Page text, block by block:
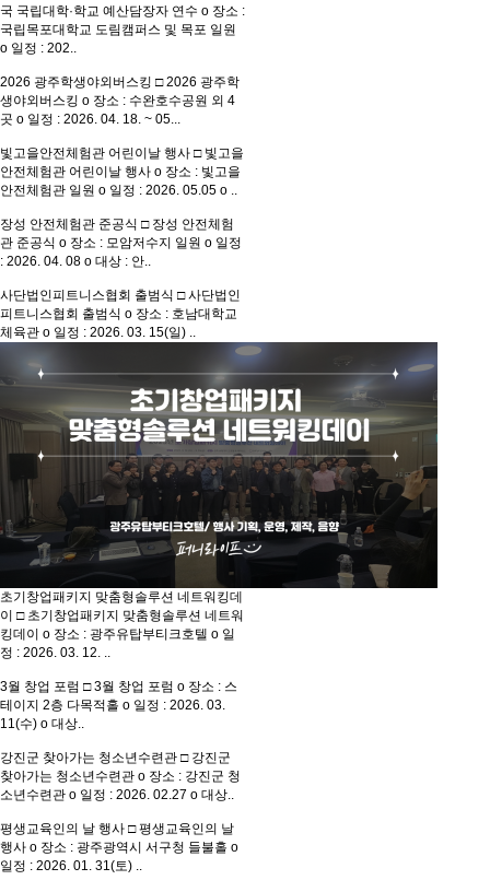
국 국립대학·학교 예산담장자 연수 o 장소 :
국립목포대학교 도림캠퍼스 및 목포 일원
o 일정 : 202..
2026 광주학생야외버스킹 □ 2026 광주학
생야외버스킹 o 장소 : 수완호수공원 외 4
곳 o 일정 : 2026. 04. 18. ~ 05...
빛고을안전체험관 어린이날 행사 □ 빛고을
안전체험관 어린이날 행사 o 장소 : 빛고을
안전체험관 일원 o 일정 : 2026. 05.05 o ..
장성 안전체험관 준공식 □ 장성 안전체험
관 준공식 o 장소 : 모암저수지 일원 o 일정
: 2026. 04. 08 o 대상 : 안..
사단법인피트니스협회 출범식 □ 사단법인
피트니스협회 출범식 o 장소 : 호남대학교
체육관 o 일정 : 2026. 03. 15(일) ..
초기창업패키지 맞춤형솔루션 네트워킹데
이 □ 초기창업패키지 맞춤형솔루션 네트워
킹데이 o 장소 : 광주유탑부티크호텔 o 일
정 : 2026. 03. 12. ..
3월 창업 포럼 □ 3월 창업 포럼 o 장소 : 스
테이지 2층 다목적홀 o 일정 : 2026. 03.
11(수) o 대상..
강진군 찾아가는 청소년수련관 □ 강진군
찾아가는 청소년수련관 o 장소 : 강진군 청
소년수련관 o 일정 : 2026. 02.27 o 대상..
평생교육인의 날 행사 □ 평생교육인의 날
행사 o 장소 : 광주광역시 서구청 들불홀 o
일정 : 2026. 01. 31(토) ..